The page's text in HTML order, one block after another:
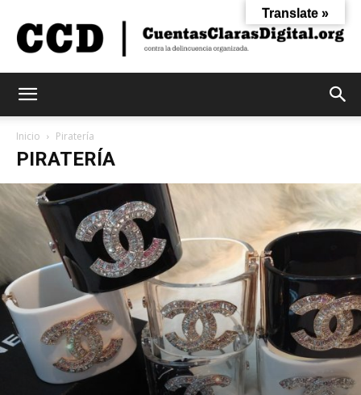
Claras
Digital
Inicio Piratería
PIRATERÍA
Translate »